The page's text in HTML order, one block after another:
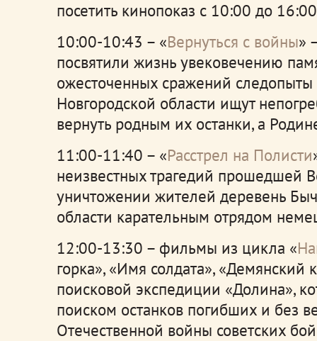
посетить кинопоказ с 10:00 до
10:00-10:43 – «Вернуться с войны»
посвятили жизнь увековечению
ожесточенных сражений
Новгородской области ищут
вернуть родным их останки, а
11:00-11:40 – «Расстрел на Полисти
неизвестных трагедий прошедшей
уничтожении жителей деревень
области карательным отрядом
12:00-13:30 – фильмы из цикла «
горка», «Имя солдата», «Демянский
поисковой экспедиции «Долина»,
поиском останков погибших и без
Отечественной войны советских